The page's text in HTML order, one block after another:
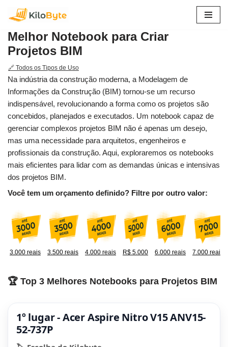
para
o
conteúdo
Melhor Notebook para Criar
Projetos BIM
🔗 Todos os Tipos de Uso
Na indústria da construção moderna, a Modelagem de
Informações da Construção (BIM) tornou-se um recurso
indispensável, revolucionando a forma como os projetos são
concebidos, planejados e executados. Um notebook capaz de
gerenciar complexos projetos BIM não é apenas um desejo,
mas uma necessidade para arquitetos, engenheiros e
profissionais da construção. Aqui, exploraremos os notebooks
mais eficientes para lidar com as demandas únicas e intensivas
dos projetos BIM.
Você tem um orçamento definido? Filtre por outro valor:
3.000 reais 3.500 reais 4.000 reais R$ 5.000 6.000 reais 7.000 reais
🏆 Top 3 Melhores Notebooks para Projetos BIM
1º lugar - Acer Aspire Nitro V15 ANV15-
52-737P